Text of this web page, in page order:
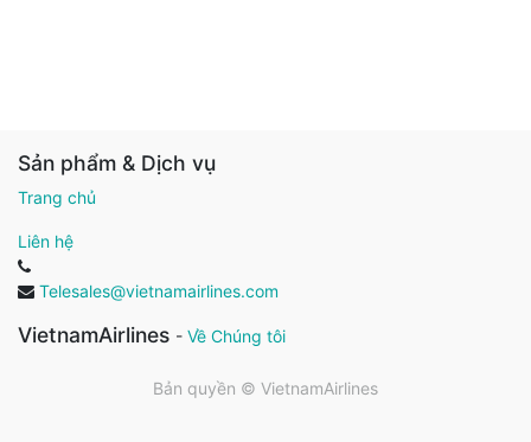
Sản phẩm & Dịch vụ
Trang chủ
Liên hệ
Telesales@vietnamairlines.com
VietnamAirlines - Về Chúng tôi
Bản quyền © VietnamAirlines